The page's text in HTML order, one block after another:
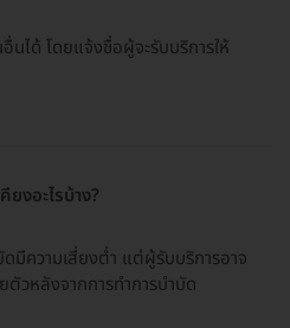
นได้ โดยแจ้งชื่อผู้จะรับบริการให้
งอะไรบ้าง?
มีความเสี่ยงต่ำ แต่ผู้รับบริการอาจ
วหลังจากการทำการบำบัด